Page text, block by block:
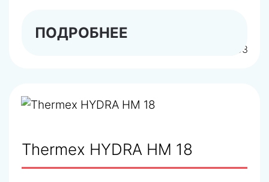
арт.TR302100303
ПОДРОБНЕЕ
Thermex HYDRA HM 18